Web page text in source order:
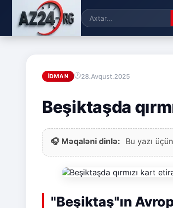
İDMAN 28.Avqust.2025
Beşiktaşda
🎧 Məqaləni dinlə: Bu yazı
"Beşiktaş"ın